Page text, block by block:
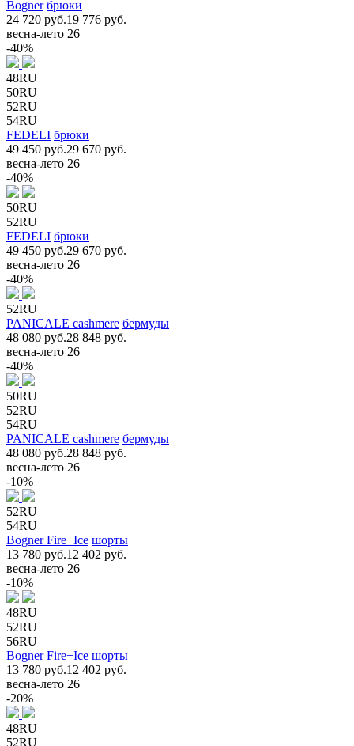
Bogner брюки
24 720 руб.19 776 руб.
весна-лето 26
-40%
48RU
50RU
52RU
54RU
FEDELI брюки
49 450 руб.29 670 руб.
весна-лето 26
-40%
50RU
52RU
FEDELI брюки
49 450 руб.29 670 руб.
весна-лето 26
-40%
52RU
PANICALE cashmere бермуды
48 080 руб.28 848 руб.
весна-лето 26
-40%
50RU
52RU
54RU
PANICALE cashmere бермуды
48 080 руб.28 848 руб.
весна-лето 26
-10%
52RU
54RU
Bogner Fire+Ice шорты
13 780 руб.12 402 руб.
весна-лето 26
-10%
48RU
52RU
56RU
Bogner Fire+Ice шорты
13 780 руб.12 402 руб.
весна-лето 26
-20%
48RU
52RU